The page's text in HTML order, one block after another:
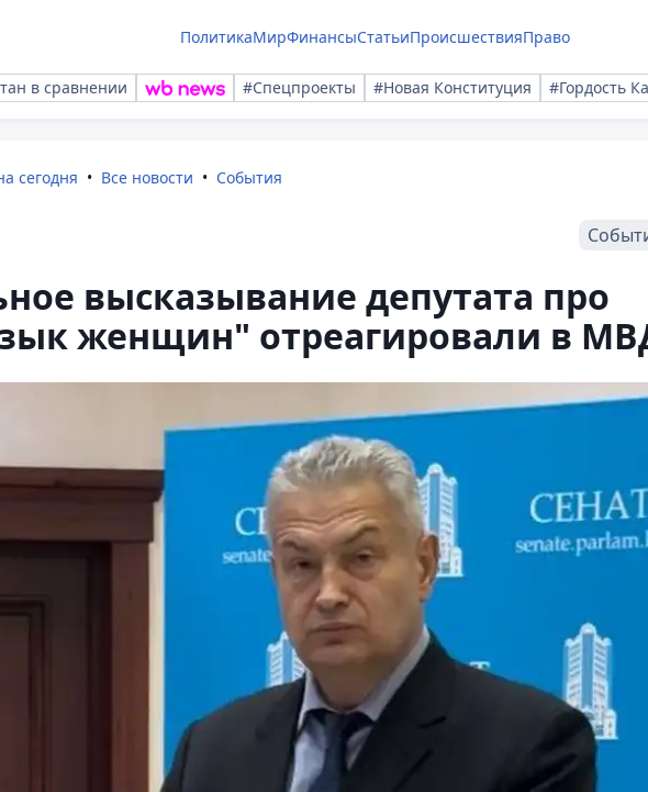
ПолитикаМирФинансыСтатьиПроисшествияПраво
в сравнении #Спецпроекты #Новая Конституция #Гордость
сегодня Все новости События
высказывание депутата про
женщин" отреагировали в